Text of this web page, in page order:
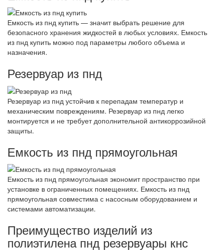
Емкость из пнд купить — значит выбрать решение для
безопасного хранения жидкостей в любых условиях. Емкость
из пнд купить можно под параметры любого объема и
назначения.
Резервуар из пнд
Резервуар из пнд устойчив к перепадам температур и
механическим повреждениям. Резервуар из пнд легко
монтируется и не требует дополнительной антикоррозийной
защиты.
Емкость из пнд прямоугольная
Емкость из пнд прямоугольная экономит пространство при
установке в ограниченных помещениях. Емкость из пнд
прямоугольная совместима с насосным оборудованием и
системами автоматизации.
Преимущество изделий из
полиэтилена пнд резервуары кнс